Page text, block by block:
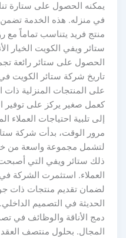
يمكنه الحصول على ستارة
في منزله. هذه الخدمة
منتج فريد يتناسب تماماً مع
ستائر ويفي الكويت
الحصول على ستائر رائعة
تاريخ شركة ستائر الكويت
على المنتجات المنزلية ذات
كعمل صغير يركز على توفير
إلى تلبية احتياجات
مرور الوقت، بدأت شركة
لتشمل مجموعة واسعة من
ذلك ستائر ويفي التي
العملاء. استثمرت الشركة
لضمان تقديم منتجات ذات
الحديثة في التصميم
دمج الأناقة والوظائف في
المجال. بحلول منتصف العقد